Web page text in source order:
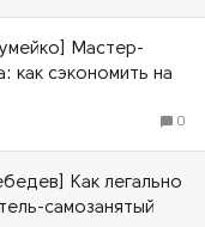
Мастер-
как сэкономить на
0
Как легально
самозанятый